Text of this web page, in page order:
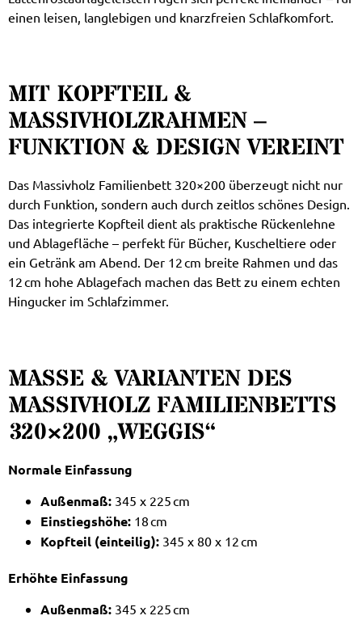
einen leisen, langlebigen und knarzfreien Schlafkomfort.
MIT KOPFTEIL &
MASSIVHOLZRAHMEN –
FUNKTION & DESIGN VEREINT
Das Massivholz Familienbett 320×200 überzeugt nicht nur
durch Funktion, sondern auch durch zeitlos schönes Design.
Das integrierte Kopfteil dient als praktische Rückenlehne
und Ablagefläche – perfekt für Bücher, Kuscheltiere oder
ein Getränk am Abend. Der 12 cm breite Rahmen und das
12 cm hohe Ablagefach machen das Bett zu einem echten
Hingucker im Schlafzimmer.
MASSE & VARIANTEN DES M
ASSIVHOLZ FAMILIENBETTS 3
20×200 „WEGGIS“
Normale Einfassung
Außenmaß: 345 x 225 cm
Einstiegshöhe: 18 cm
Kopfteil (einteilig): 345 x 80 x 12 cm
Erhöhte Einfassung
Außenmaß: 345 x 225 cm